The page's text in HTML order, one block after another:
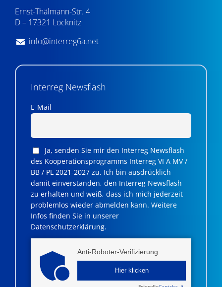
Ernst-Thälmann-Str. 4
D – 17321 Löcknitz
info@interreg6a.net
Interreg Newsflash
E-Mail
Ja, senden Sie mir den Interreg Newsflash
des Kooperationsprogramms Interreg VI A MV /
BB / PL 2021-2027 zu. Ich bin ausdrücklich
damit einverstanden, den Interreg Newsflash
zu erhalten und weiß, dass ich mich jederzeit
problemlos wieder abmelden kann. Weitere
Infos finden Sie in unserer
Datenschutzerklärung.
Anti-Roboter-Verifizierung
Hier klicken